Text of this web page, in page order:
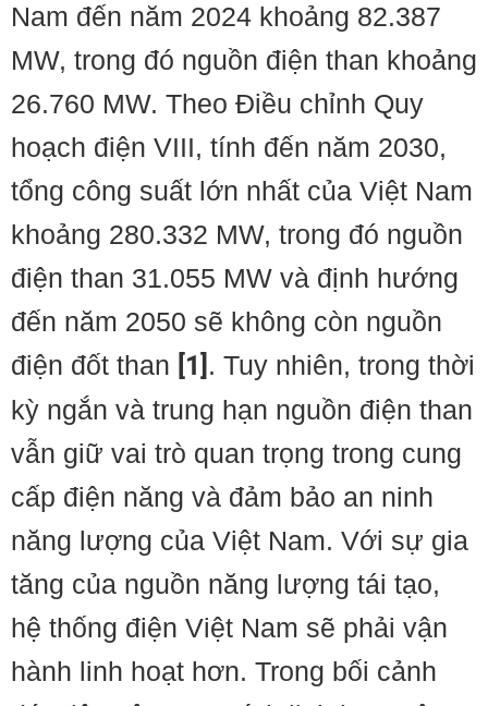
Nam đến năm 2024 khoảng 82.387
MW, trong đó nguồn điện than khoảng
26.760 MW. Theo Điều chỉnh Quy
hoạch điện VIII, tính đến năm 2030,
tổng công suất lớn nhất của Việt Nam
khoảng 280.332 MW, trong đó nguồn
điện than 31.055 MW và định hướng
đến năm 2050 sẽ không còn nguồn
điện đốt than [1] . Tuy nhiên, trong thời
kỳ ngắn và trung hạn nguồn điện than
vẫn giữ vai trò quan trọng trong cung
cấp điện năng và đảm bảo an ninh
năng lượng của Việt Nam. Với sự gia
tăng của nguồn năng lượng tái tạo,
hệ thống điện Việt Nam sẽ phải vận
hành linh hoạt hơn. Trong bối cảnh